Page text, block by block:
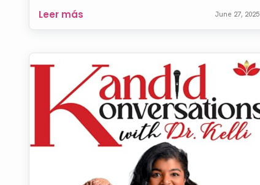
Leer más June 27, 2025